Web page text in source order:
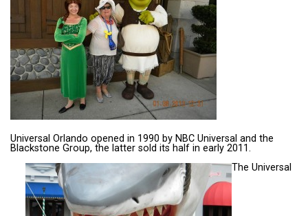
Universal Orlando opened in 1990 by NBC Universal and the
Blackstone Group, the latter sold its half in early 2011.
The Universal